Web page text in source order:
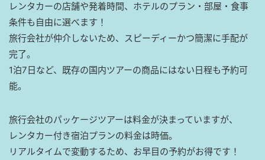
レンタカーの店舗や発着時間、ホテルのプラン・部屋・食事
条件も自由に選べます！
旅行会社が仲介しないため、スピーディーかつ簡潔に手配が
完了。
1泊7日など、既存の国内ツアーの商品にはない日程も予約可
能。
旅行会社のパッケージツアーは料金が決まっていますが、
レンタカー付き宿泊プランの料金は時価。
リアルタイムで変動するため、お早目の予約がお得です！